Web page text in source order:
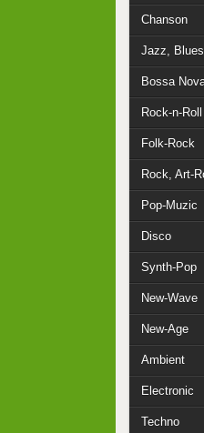
Chanson
Jazz,
Bossa
Rock-n-Roll
Folk-Rock
Rock, Art-
Pop-Muzic
Disco
Synth-Pop
New-Wave
New-Age
Ambient
Electronic
Techno